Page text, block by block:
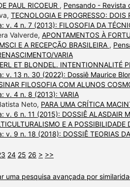
PAUL RICOEUR , Pensando - Revista
TECNOLOGIA E PROGRESSO:
v. 4 n. 7 (2013): FILOSOFIA DA
Valverde, APONTAMENTOS À
E A RECEPÇÃO BRASILEIRA ,
VARIA
ET BLONDEL. INTENTIONNALITÉ
v. 13 n. 30 (2022): Dossiê Maurice
FILOSOFIA COM ALUNOS
v. 4 n. 8 (2013): VARIA
Neto, PARA UMA CRÍTICA
v. 6 n. 11 (2015): DOSSIÊ ALASDAIR
E A POSSIBILIDADE
v. 9 n. 18 (2018): DOSSIÊ TEORIAS
24 25 26 > >>
uma pesquisa avançada por